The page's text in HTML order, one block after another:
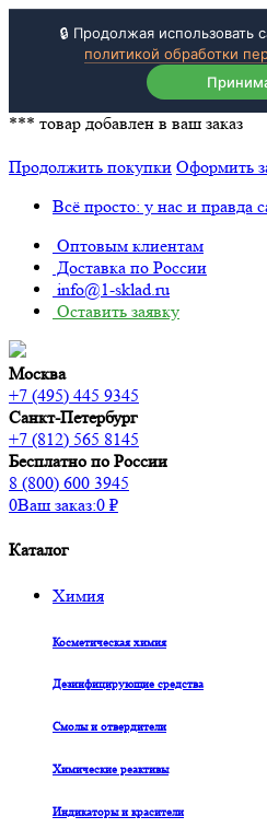
🔒 Продолжая использовать
политикой обработки
*** товар добавлен в ваш заказ
Продолжить покупки Оформить
Всё просто: у нас и правда
Оптовым клиентам
Доставка по России
info@1-sklad.ru
Оставить заявку
Москва
+7 (495) 445 9345
Санкт-Петербург
+7 (812) 565 8145
Бесплатно по России
8 (800) 600 3945
0Ваш заказ:0 ₽
Каталог
Химия
Косметическая химия
Дезинфицирующие средства
Смолы и отвердители
Химические реактивы
Индикаторы и красители